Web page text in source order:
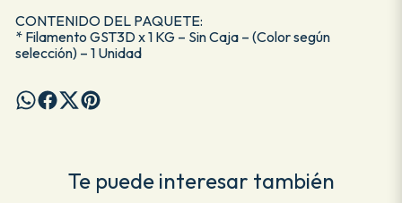
CONTENIDO DEL PAQUETE:
* Filamento GST3D x 1 KG – Sin Caja – (Color según
selección) – 1 Unidad
Te puede interesar también